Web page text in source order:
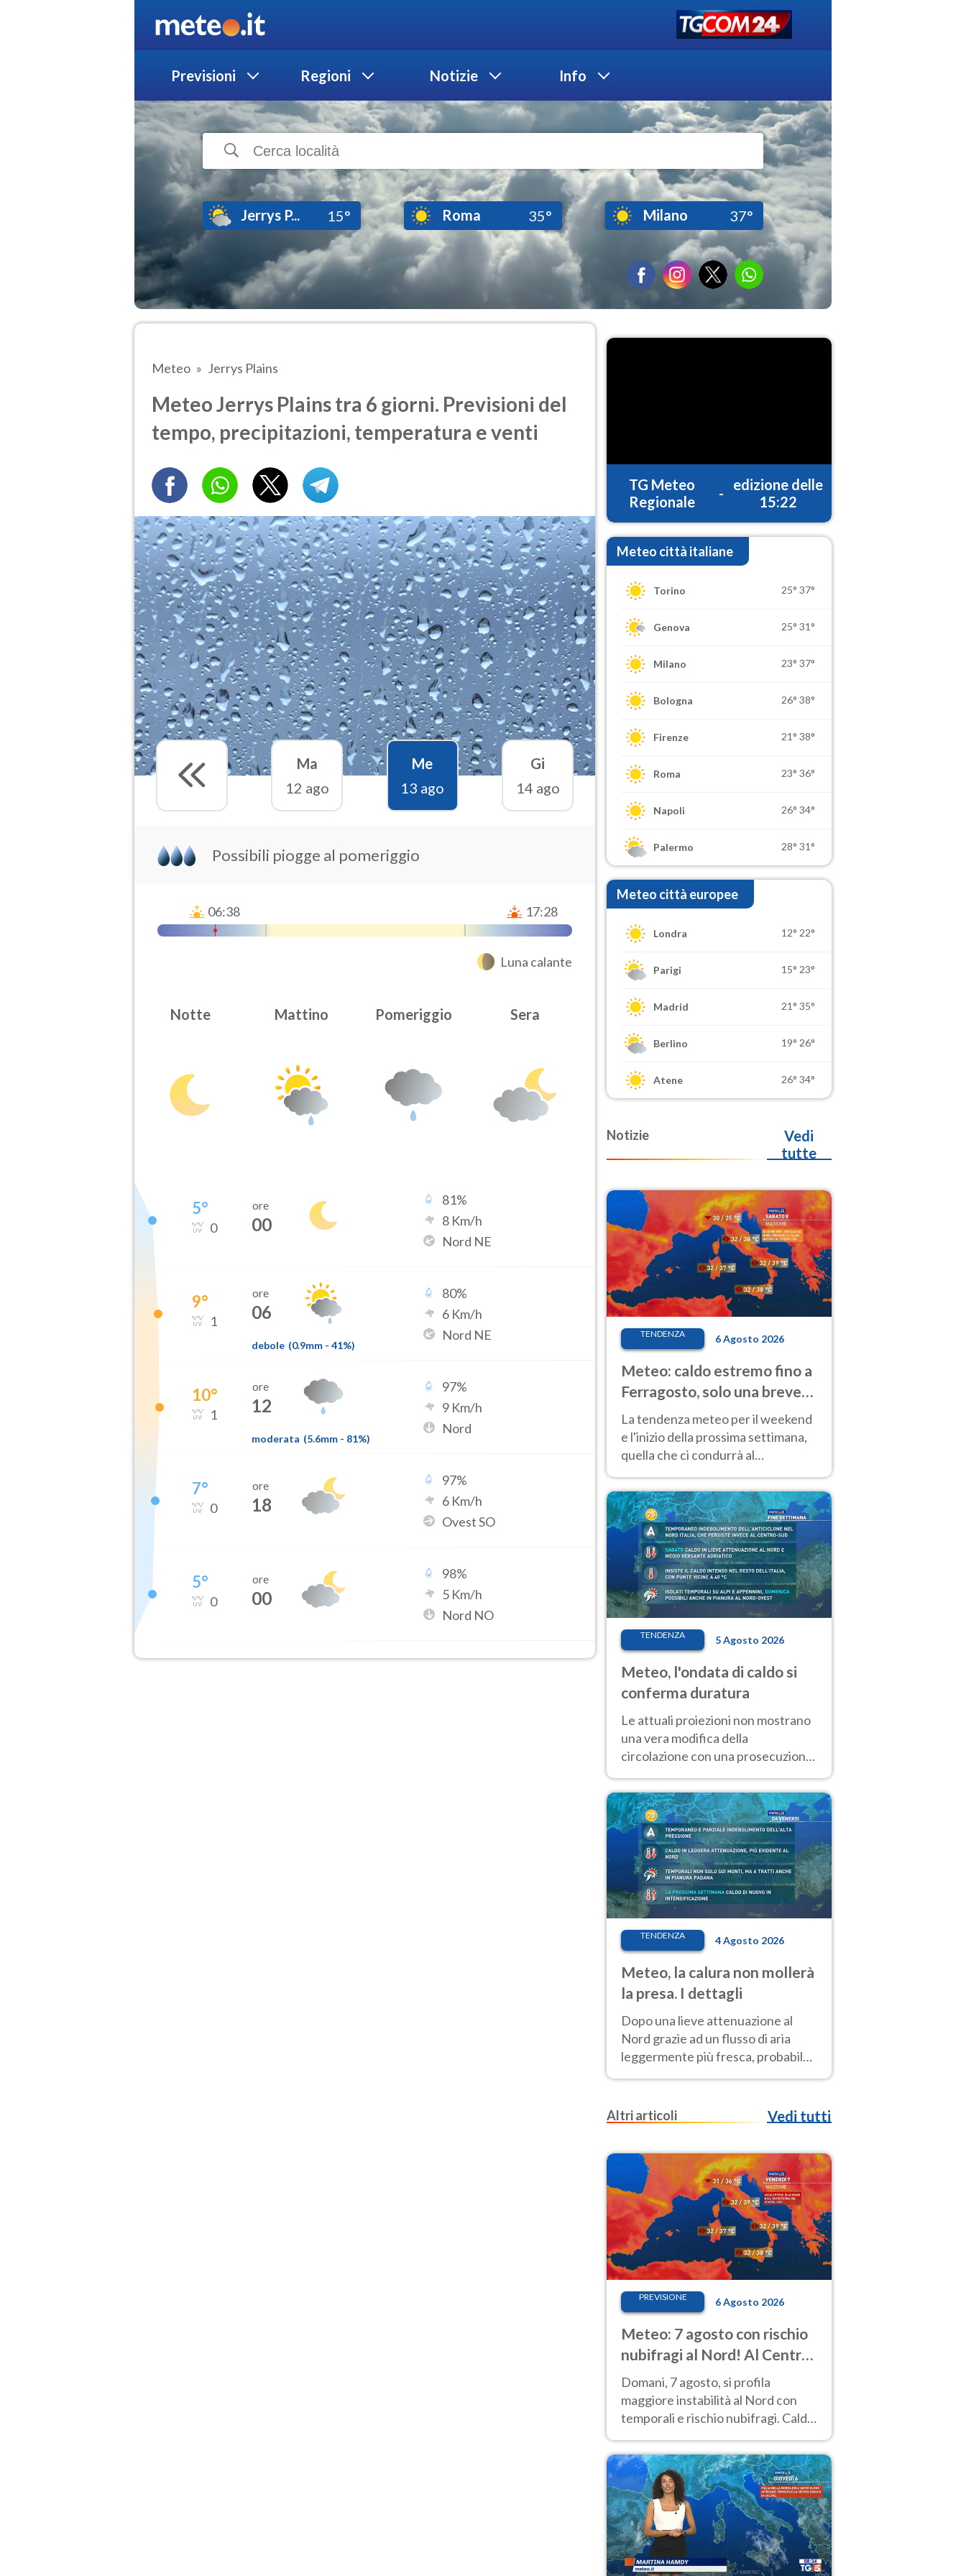
Previsioni Regioni Notizie Info
Jerrys P... 15° Roma 35° Milano 37°
Meteo Jerrys Plains
Meteo Jerrys Plains tra 6 giorni. Previsioni del
tempo, precipitazioni, temperatura e venti
Ma
12 ago
Me
13 ago
Gi
14 ago
Possibili piogge al pomeriggio
06:38 17:28
Luna calante
Notte Mattino Pomeriggio Sera
5°
0
ore
00
81%
8 Km/h
Nord NE
9°
1
ore
06
debole (0.9mm - 41%)
80%
6 Km/h
Nord NE
10°
1
ore
12
moderata (5.6mm - 81%)
97%
9 Km/h
Nord
7°
0
ore
18
97%
6 Km/h
Ovest SO
5°
0
ore
00
98%
5 Km/h
Nord NO
TG Meteo
Regionale
-
edizione delle
15:22
Meteo città italiane
Torino 25° 37°
Genova 25° 31°
Milano 23° 37°
Bologna 26° 38°
Firenze 21° 38°
Roma 23° 36°
Napoli 26° 34°
Palermo 28° 31°
Meteo città europee
Londra 12° 22°
Parigi 15° 23°
Madrid 21° 35°
Berlino 19° 26°
Atene 26° 34°
Notizie
Vedi
tutte
TENDENZA 6 Agosto 2026
Meteo: caldo estremo fino a
Ferragosto, solo una breve
pausa. Ecco dove
La tendenza meteo per il weekend
e l'inizio della prossima settimana,
quella che ci condurrà al
temperature molto elevate
TENDENZA 5 Agosto 2026
Meteo, l'ondata di caldo si
conferma duratura
Le attuali proiezioni non mostrano
una vera modifica della
circolazione con una prosecuzione
giorni, compresa la settimana di
Ferragosto
TENDENZA 4 Agosto 2026
Meteo, la calura non mollerà
la presa. I dettagli
Dopo una lieve attenuazione al
Nord grazie ad un flusso di aria
leggermente più fresca, probabile
nuovo rinforzo dell’anticiclone
Altri articoli
Vedi tutti
PREVISIONE 6 Agosto 2026
Meteo: 7 agosto con rischio
nubifragi al Nord! Al Centro-
Sud caldo estremo
Domani, 7 agosto, si profila
maggiore instabilità al Nord con
temporali e rischio nubifragi. Caldo
previsioni.